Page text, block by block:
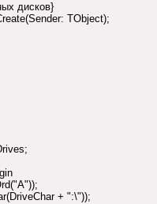
дисков}
TObject);
+ ":\"));